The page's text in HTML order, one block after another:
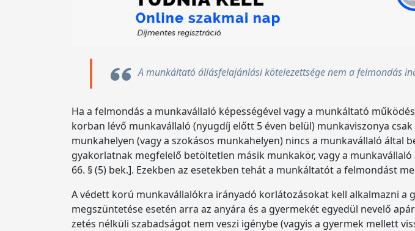
A munkáltató állásfelajánlási kötelezettsége nem a felmondás
Ha a felmondás a munkavállaló képességével vagy a munkáltató
korban lévő munkavállaló (nyugdíj előtt 5 éven belül) munkaviszonya
munkahelyen (vagy a szokásos munkahelyen) nincs a munkavállaló
gyakorlatnak megfelelő betöltetlen másik munkakör, vagy a
66. § (5) bek.]. Ezekben az esetekben tehát a munkáltatót a felmondást
A védett korú munkavállalókra irányadó korlátozásokat kell alkalmazni
megszüntetése esetén arra az anyára és a gyermekét egyedül nevelő
zetés nélküli szabadságot nem veszi igénybe (vagyis a gyermek mellett